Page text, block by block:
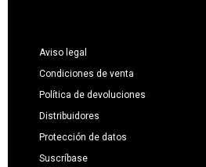
Aviso legal
Condiciones de venta
Política de devoluciones
Distribuidores
Protección de datos
Suscríbase